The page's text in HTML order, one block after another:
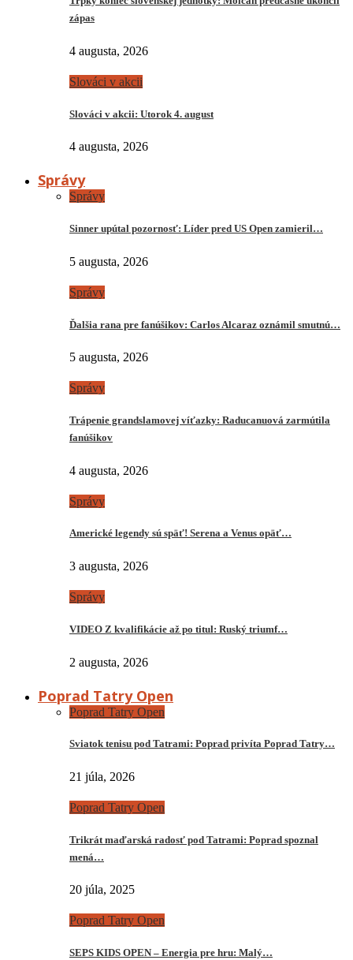
zápas
4 augusta, 2026
Slováci v akcii
Slováci v akcii: Utorok 4. august
4 augusta, 2026
Správy
Správy
Sinner upútal pozornosť: Líder pred US Open zamieril…
5 augusta, 2026
Správy
Ďalšia rana pre fanúšikov: Carlos Alcaraz oznámil smutnú…
5 augusta, 2026
Správy
Trápenie grandslamovej víťazky: Raducanuová zarmútila
fanúšikov
4 augusta, 2026
Správy
Americké legendy sú späť! Serena a Venus opäť…
3 augusta, 2026
Správy
VIDEO Z kvalifikácie až po titul: Ruský triumf…
2 augusta, 2026
Poprad Tatry Open
Poprad Tatry Open
Sviatok tenisu pod Tatrami: Poprad privíta Poprad Tatry…
21 júla, 2026
Poprad Tatry Open
Trikrát maďarská radosť pod Tatrami: Poprad spoznal
mená…
20 júla, 2025
Poprad Tatry Open
SEPS KIDS OPEN – Energia pre hru: Malý…